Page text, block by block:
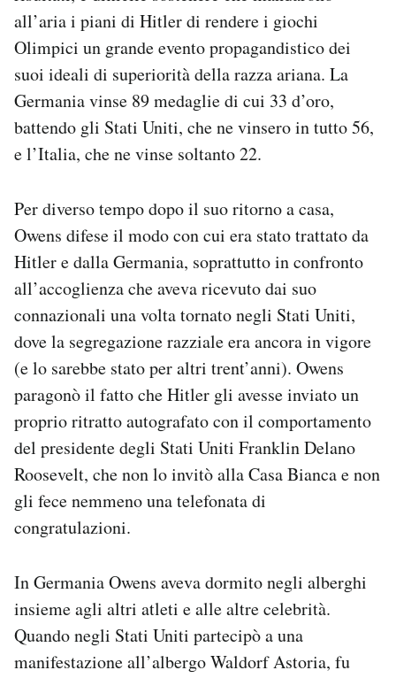
all’aria i piani di Hitler di rendere i giochi
Olimpici un grande evento propagandistico dei
suoi ideali di superiorità della razza ariana. La
Germania vinse 89 medaglie di cui 33 d’oro,
battendo gli Stati Uniti, che ne vinsero in tutto 56,
e l’Italia, che ne vinse soltanto 22.
Per diverso tempo dopo il suo ritorno a casa,
Owens difese il modo con cui era stato trattato da
Hitler e dalla Germania, soprattutto in confronto
all’accoglienza che aveva ricevuto dai suo
connazionali una volta tornato negli Stati Uniti,
dove la segregazione razziale era ancora in vigore
(e lo sarebbe stato per altri trent’anni). Owens
paragonò il fatto che Hitler gli avesse inviato un
proprio ritratto autografato con il comportamento
del presidente degli Stati Uniti Franklin Delano
Roosevelt, che non lo invitò alla Casa Bianca e non
gli fece nemmeno una telefonata di
congratulazioni.
In Germania Owens aveva dormito negli alberghi
insieme agli altri atleti e alle altre celebrità.
Quando negli Stati Uniti partecipò a una
manifestazione all’albergo Waldorf Astoria, fu